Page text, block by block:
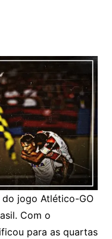
do jogo Atlético-GO
Com o
para as quartas